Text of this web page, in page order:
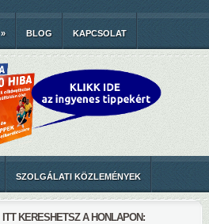
» BLOG KAPCSOLAT
SZOLGÁLATI KÖZLEMÉNYEK
ITT KERESHETSZ A HONLAPON: